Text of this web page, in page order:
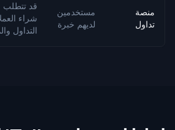
منصة
تداول
مستخدمين
لديهم خبرة
قد
شراء
التداول